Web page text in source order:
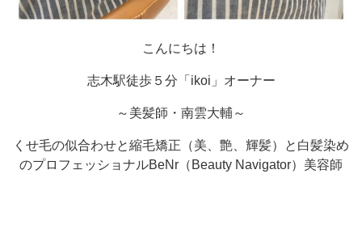
こんにちは！
志木駅徒歩５分「ikoi」オーナー
～美髪師・南雲大輔～
くせ毛の似合わせと縮毛矯正（美、艶、輝髪）と白髪染め
のプロフェッショナルBeNr（Beauty Navigator）美容師